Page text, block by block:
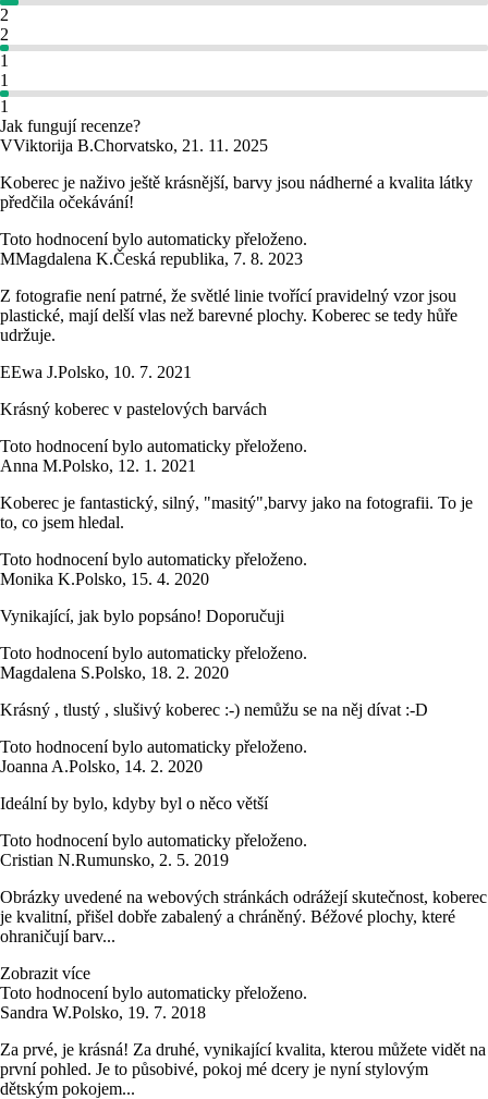
2
2
1
1
1
Jak fungují recenze?
VViktorija B.Chorvatsko, 21. 11. 2025
Koberec je naživo ještě krásnější, barvy jsou nádherné a kvalita látky
předčila očekávání!
Toto hodnocení bylo automaticky přeloženo.
MMagdalena K.Česká republika, 7. 8. 2023
Z fotografie není patrné, že světlé linie tvořící pravidelný vzor jsou
plastické, mají delší vlas než barevné plochy. Koberec se tedy hůře
udržuje.
EEwa J.Polsko, 10. 7. 2021
Krásný koberec v pastelových barvách
Toto hodnocení bylo automaticky přeloženo.
Anna M.Polsko, 12. 1. 2021
Koberec je fantastický, silný, "masitý",barvy jako na fotografii. To je
to, co jsem hledal.
Toto hodnocení bylo automaticky přeloženo.
Monika K.Polsko, 15. 4. 2020
Vynikající, jak bylo popsáno! Doporučuji
Toto hodnocení bylo automaticky přeloženo.
Magdalena S.Polsko, 18. 2. 2020
Krásný , tlustý , slušivý koberec :-) nemůžu se na něj dívat :-D
Toto hodnocení bylo automaticky přeloženo.
Joanna A.Polsko, 14. 2. 2020
Ideální by bylo, kdyby byl o něco větší
Toto hodnocení bylo automaticky přeloženo.
Cristian N.Rumunsko, 2. 5. 2019
Obrázky uvedené na webových stránkách odrážejí skutečnost, koberec
je kvalitní, přišel dobře zabalený a chráněný. Béžové plochy, které
ohraničují barv...
Zobrazit více
Toto hodnocení bylo automaticky přeloženo.
Sandra W.Polsko, 19. 7. 2018
Za prvé, je krásná! Za druhé, vynikající kvalita, kterou můžete vidět na
první pohled. Je to působivé, pokoj mé dcery je nyní stylovým
dětským pokojem...